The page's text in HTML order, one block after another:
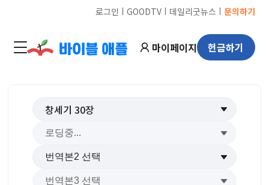
로그인 ㅣ GOODTVㅣ 데일리굿뉴스 ㅣ 문의하기
마이페이지 헌금하기
창세기 30장